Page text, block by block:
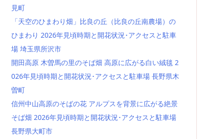
見町
「天空のひまわり畑」比良の丘（比良の丘南農場）の
ひまわり 2026年見頃時期と開花状況･アクセスと駐車
場 埼玉県所沢市
開田高原 木曽馬の里のそば畑 高原に広がる白い絨毯 2
026年見頃時期と開花状況･アクセスと駐車場 長野県木
曽町
信州中山高原のそばの花 アルプスを背景に広がる絶景
そば畑 2026年見頃時期と開花状況･アクセスと駐車場
長野県大町市